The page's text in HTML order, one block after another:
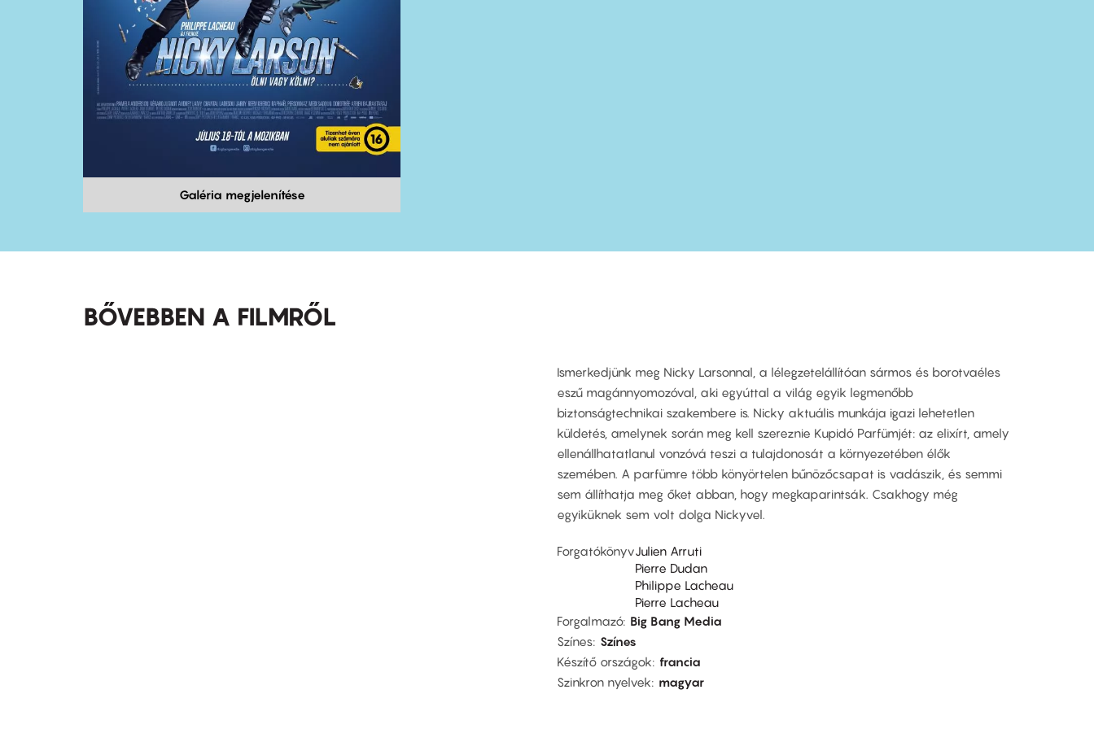
Galéria megjelenítése
BŐVEBBEN A FILMRŐL
Ismerkedjünk meg Nicky Larsonnal, a lélegzetelállítóan sármos és borotvaéles
eszű magánnyomozóval, aki egyúttal a világ egyik legmenőbb
biztonságtechnikai szakembere is. Nicky aktuális munkája igazi lehetetlen
küldetés, amelynek során meg kell szereznie Kupidó Parfümjét: az elixírt, amely
ellenállhatatlanul vonzóvá teszi a tulajdonosát a környezetében élők
szemében. A parfümre több könyörtelen bűnözőcsapat is vadászik, és semmi
sem állíthatja meg őket abban, hogy megkaparintsák. Csakhogy még
egyiküknek sem volt dolga Nickyvel.
ForgatókönyvJulien Arruti
Pierre Dudan
Philippe Lacheau
Pierre Lacheau
Forgalmazó Big Bang Media
Színes Színes
Készítő országok francia
Szinkron nyelvek
magyar